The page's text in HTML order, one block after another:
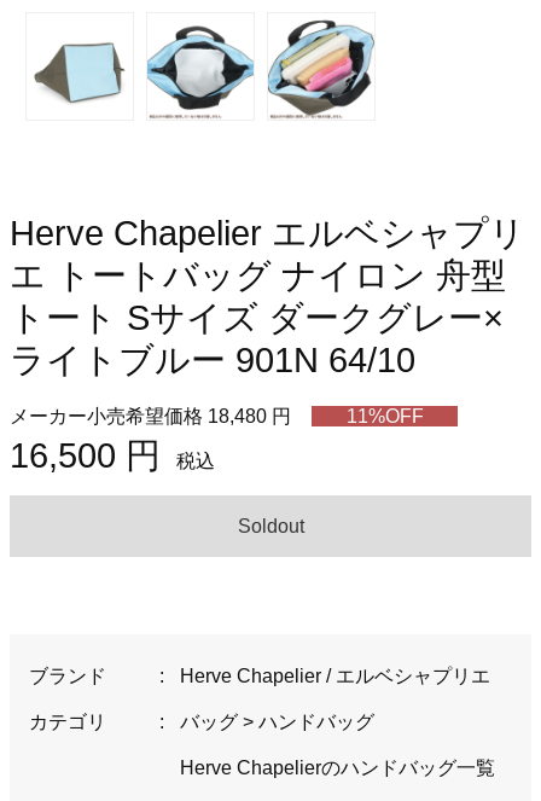
Herve Chapelier エルベシャプリ
エ トートバッグ ナイロン 舟型
トート Sサイズ ダークグレー×
ライトブルー 901N 64/10
メーカー小売希望価格 18,480 円 11%OFF
16,500 円 税込
Soldout
ブランド : Herve Chapelier / エルベシャプリエ
カテゴリ : バッグ> ハンドバッグ
Herve Chapelierのハンドバッグ一覧